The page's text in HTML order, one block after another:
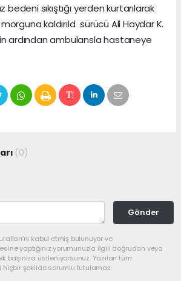
bedeni sıkıştığı yerden kurtarılarak
kaldırıld sürücü Ali Haydar K.
ardından ambulansla hastaneye
(0)
Gönder
kabul etmiş bulunuyor ve
yaptığınız yorumunuzla ilgili doğrudan veya
başınıza üstleniyorsunuz. Yazılan tüm
şekilde sorumlu tutulamaz.